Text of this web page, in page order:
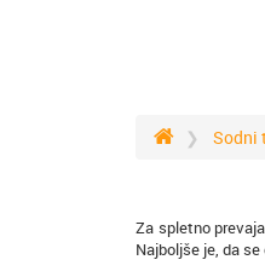
Sodni
Za spletno
Najboljše je, da